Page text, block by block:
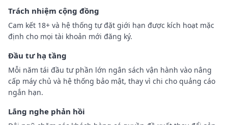
Trách nhiệm cộng đồng
Cam kết 18+ và hệ thống tự đặt giới hạn được kích hoạt mặc
định cho mọi tài khoản mới đăng ký.
Đầu tư hạ tầng
Mỗi năm tái đầu tư phần lớn ngân sách vận hành vào nâng
cấp máy chủ và hệ thống bảo mật, thay vì chi cho quảng cáo
ngắn hạn.
Lắng nghe phản hồi